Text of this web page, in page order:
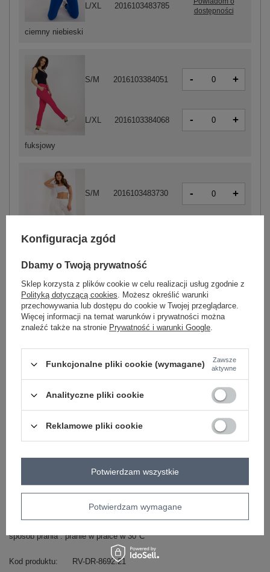
fuksjowy
S/M 2016103384051 - +
L/XL 2016103384068 - +
ecru
S/M 2016103483730 - +
2016103483747
S/M 2016103384099 -
ciemny niebieski
L/XL 2016103483785
dostępności
Zadzwoń+48 601 547 740 Zadaj pytanie
sposób prania : pranie w pralce w 30°C
Kod produktu
RV-DR-8692.21
Konfiguracja zgód
Dbamy o Twoją prywatność
Sklep korzysta z plików cookie w celu realizacji usług zgodnie z
Polityką dotyczącą cookies. Możesz określić warunki
przechowywania lub dostępu do cookie w Twojej przeglądarce.
Więcej informacji na temat warunków i prywatności można
znaleźć także na stronie Prywatność i warunki Google.
Funkcjonalne pliki cookie (wymagane)
Zawsze
aktywne
Analityczne pliki cookie
Reklamowe pliki cookie
Potwierdzam wymagane
Potwierdzam wszystkie